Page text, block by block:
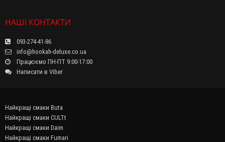
НАШІ КОНТАКТИ
093-274-41-86
info@hookah-deluxe.co.ua
Працюємо ПН-ПТ 9:00-17:00
Написати в Viber
Найкращі смаки Buta
Найкращі смаки CULTt
Найкращі смаки Daim
Найкращі смаки Fumari